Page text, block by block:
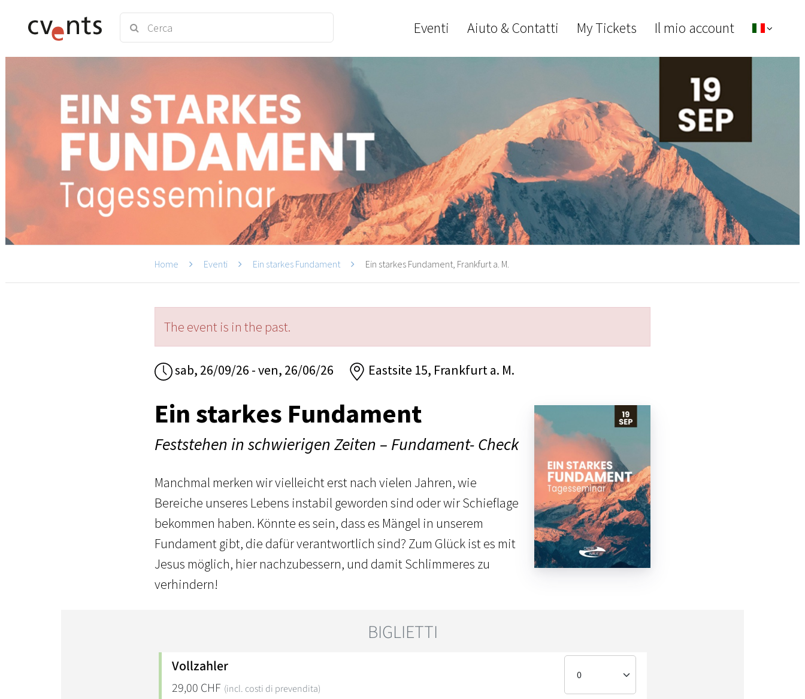
Eventi Aiuto & Contatti My Tickets Il mio account
Home Eventi Ein starkes Fundament Ein starkes Fundament, Frankfurt a. M.
The event is in the past.
sab, 26/09/26 - ven, 26/06/26 Eastsite 15, Frankfurt a. M.
Ein starkes Fundament
Feststehen in schwierigen Zeiten – Fundament- Check
Manchmal merken wir vielleicht erst nach vielen Jahren, wie
Bereiche unseres Lebens instabil geworden sind oder wir Schieflage
bekommen haben. Könnte es sein, dass es Mängel in unserem
Fundament gibt, die dafür verantwortlich sind? Zum Glück ist es mit
Jesus möglich, hier nachzubessern, und damit Schlimmeres zu
verhindern!